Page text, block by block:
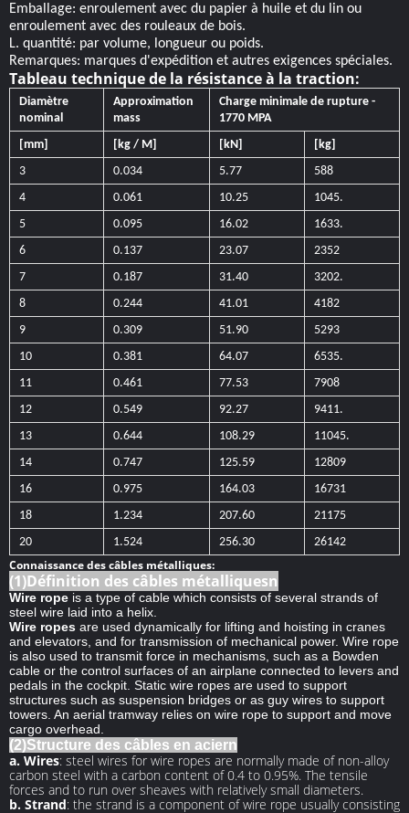
Emballage: enroulement avec du papier à huile et du lin ou
enroulement avec des rouleaux de bois.
L. quantité: par volume, longueur ou poids.
Remarques: marques d'expédition et autres exigences spéciales.
Tableau technique de la résistance à la traction:
Diamètre
nominal
Approximation
mass
Charge minimale de rupture -
1770 MPA
[mm]
[kg / M] [kN]
[kg]
3
0.034 5.77
588
4
0.061 10.25
1045.
5
0.095 16.02
1633.
6
0.137 23.07
2352
7
0.187 31.40
3202.
8
0.244 41.01
4182
9
0.309 51.90
5293
10
0.381 64.07
6535.
11
0.461 77.53
7908
12
0.549 92.27
9411.
13
0.644 108.29
11045.
14
0.747 125.59
12809
16
0.975 164.03
16731
18
1.234 207.60
21175
20
1.524 256.30 26142
Connaissance des câbles métalliques:
(1)Définition des câbles métalliquesn
Wire rope is a type of cable which consists of several strands of
steel wire laid into a helix.
Wire ropes are used dynamically for lifting and hoisting in cranes
and elevators , and for transmission of mechanical power. Wire rope
is also used to transmit force in mechanisms, such as a Bowden
cable or the control surfaces of an airplane connected to levers and
pedals in the cockpit. Static wire ropes are used to support
structures such as suspension bridges or as guy wires to support
towers. An aerial tramway relies on wire rope to support and move
cargo overhead.
(2)Structure des câbles en aciern
a. Wires: steel wires for wire ropes are normally made of non-alloy
carbon steel with a carbon content of 0.4 to 0.95%. The tensile
forces and to run over sheaves with relatively small diameters.
b. Strand: the strand is a component of wire rope usually consisting